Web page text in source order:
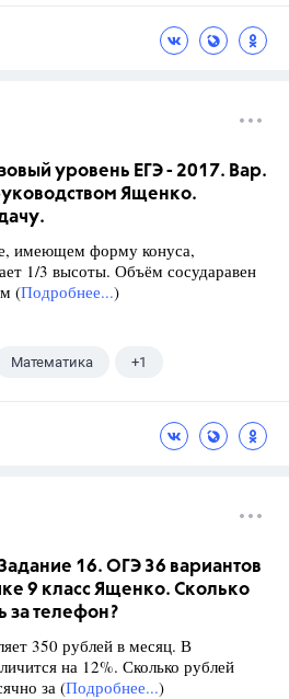
уровень ЕГЭ - 2017. Вар.
Ященко.
имеющем форму конуса,
1/3 высоты. Объём сосударавен
(Подробнее...)
Математика +1
16. ОГЭ 36 вариантов
9 класс Ященко. Сколько
за телефон?
350 рублей в месяц. В
на 12%. Сколько рублей
за (Подробнее...)